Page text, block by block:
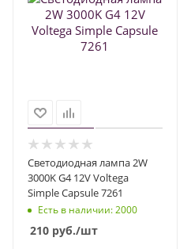
Светодиодная лампа 2W
3000K G4 12V Voltega
Simple Capsule 7261
Есть в наличии: 2000
210 руб./шт